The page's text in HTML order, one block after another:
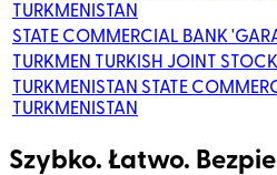
TURKMENISTAN
STATE COMMERCIAL BANK
TURKMEN TURKISH JOINT
TURKMENISTAN STATE
TURKMENISTAN
Szybko. Łatwo.